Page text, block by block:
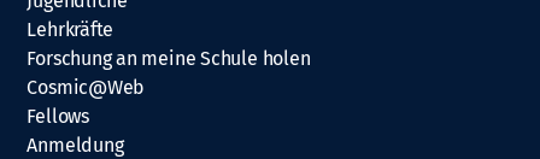
Lehrkräfte
Forschung an meine Schule holen
Cosmic@Web
Fellows
Anmeldung